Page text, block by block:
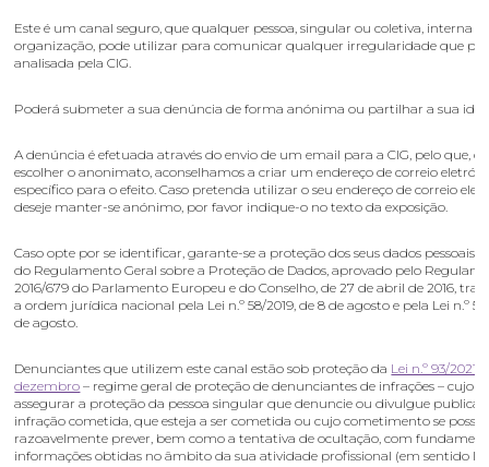
Este é um canal seguro, que qualquer pessoa, singular ou coletiva, interna
organização, pode utilizar para comunicar qualquer irregularidade que
analisada pela CIG.
Poderá submeter a sua denúncia de forma anónima ou partilhar a sua
A denúncia é efetuada através do envio de um email para a CIG, pelo que,
escolher o anonimato, aconselhamos a criar um endereço de correio
específico para o efeito. Caso pretenda utilizar o seu endereço de correio
deseje manter-se anónimo, por favor indique-o no texto da exposição.
Caso opte por se identificar, garante-se a proteção dos seus dados pessoais,
do Regulamento Geral sobre a Proteção de Dados, aprovado pelo
2016/679 do Parlamento Europeu e do Conselho, de 27 de abril de 2016,
a ordem jurídica nacional pela Lei n.º 58/2019, de 8 de agosto e pela Lei n.º
de agosto.
Denunciantes que utilizem este canal estão sob proteção da Lei n.º 93/2021,
dezembro – regime geral de proteção de denunciantes de infrações – cujo
assegurar a proteção da pessoa singular que denuncie ou divulgue
infração cometida, que esteja a ser cometida ou cujo cometimento se possa
razoavelmente prever, bem como a tentativa de ocultação, com
informações obtidas no âmbito da sua atividade profissional (em sentido